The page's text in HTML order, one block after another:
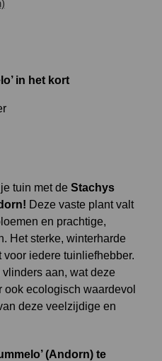
in het kort
tuin met de Stachys
Deze vaste plant valt
en prachtige,
Het sterke, winterharde
voor iedere tuinliefhebber.
aan, wat deze
ecologisch waardevol
deze veelzijdige en
(Andorn) te